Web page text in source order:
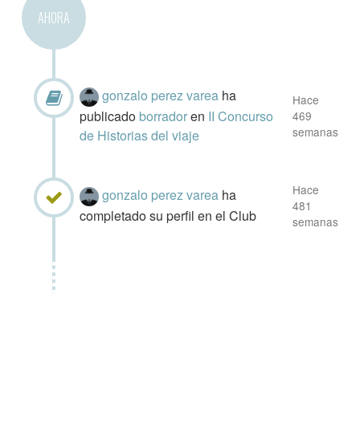
AHORA
gonzalo perez varea ha
publicado borradoren II Concurso
de Historias del viaje
Hace
469
semanas
gonzalo perez varea ha
completado su perfil en el Club
Hace
481
semanas